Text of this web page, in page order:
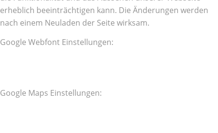
erheblich beeinträchtigen kann. Die Änderungen werden
nach einem Neuladen der Seite wirksam.
Google Webfont Einstellungen:
Google Maps Einstellungen: